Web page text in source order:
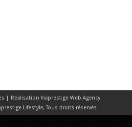
| Réalisation Viaprestige Web Agency
Lifestyle, Tous droits réservés